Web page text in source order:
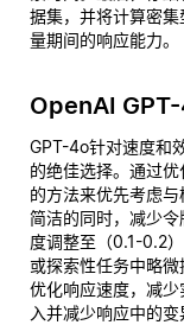
据集，并将计算密
量期间的响应能力。
OpenAI
GPT-4o针对速度和
的绝佳选择。通过
的方法来优先考虑
简洁的同时，减少
度调整至（0.1-0.2
或探索性任务中略
优化响应速度，减
入并减少响应中的